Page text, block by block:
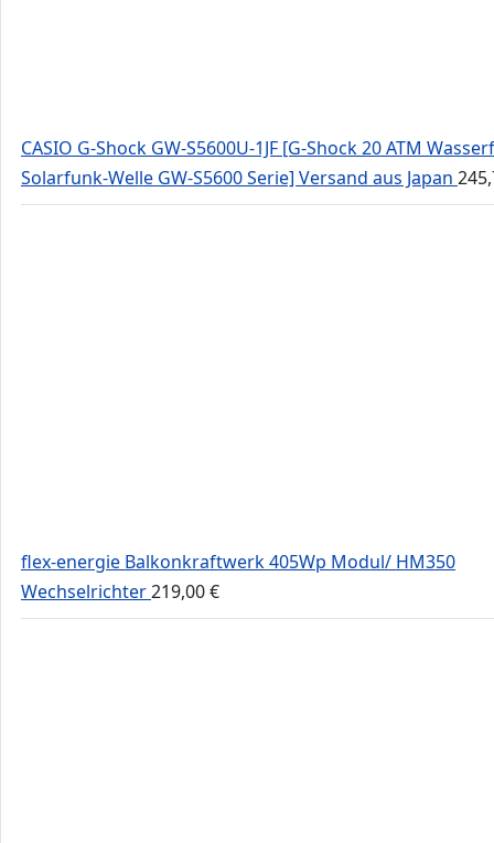
CASIO G-Shock GW-S5600U-1JF [G-Shock 20 ATM
Solarfunk-Welle GW-S5600 Serie] Versand aus Japan
flex-energie Balkonkraftwerk 405Wp Modul/ HM350
Wechselrichter219,00€